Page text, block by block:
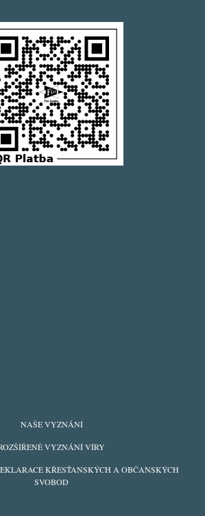
NAŠE VYZNÁNÍ
VYZNÁNÍ VÍRY
KŘESŤANSKÝCH A OBČANSKÝCH
SVOBOD